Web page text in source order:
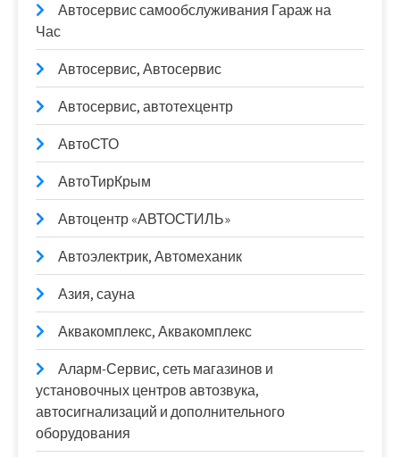
Автосервис самообслуживания Гараж на
Час
Автосервис, Автосервис
Автосервис, автотехцентр
АвтоСТО
АвтоТирКрым
Автоцентр «АВТОСТИЛЬ»
Автоэлектрик, Автомеханик
Азия, сауна
Аквакомплекс, Аквакомплекс
Аларм-Сервис, сеть магазинов и
установочных центров автозвука,
автосигнализаций и дополнительного
оборудования